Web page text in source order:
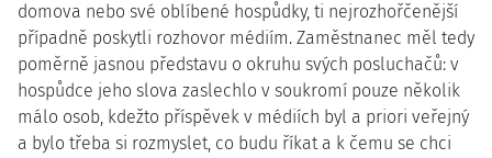
domova nebo své oblíbené hospůdky, ti nejrozhořčenější
případně poskytli rozhovor médiím. Zaměstnanec měl tedy
poměrně jasnou představu o okruhu svých posluchačů: v
hospůdce jeho slova zaslechlo v soukromí pouze několik
málo osob, kdežto příspěvek v médiích byl a priori veřejný
a bylo třeba si rozmyslet, co budu říkat a k čemu se chci